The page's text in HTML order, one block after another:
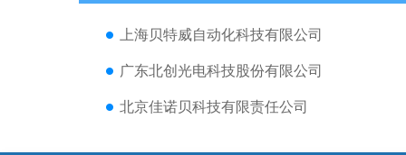
上海贝特威自动化科技有限公司
广东北创光电科技股份有限公司
北京佳诺贝科技有限责任公司